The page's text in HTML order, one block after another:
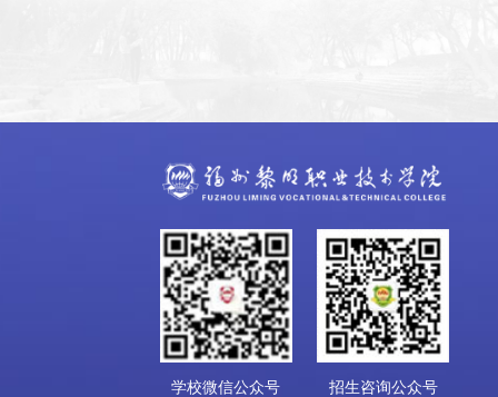
学校微信公众号 招生咨询公众号